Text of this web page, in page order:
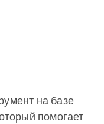
на базе
помогает